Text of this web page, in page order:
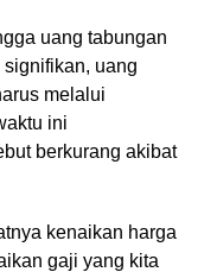
uang tabungan
uang
melalui
ini
berkurang akibat
kenaikan harga
gaji yang kita